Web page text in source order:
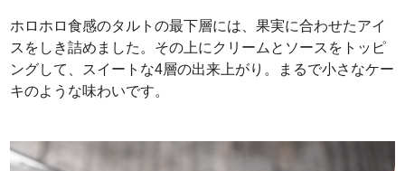
ホロホロ食感のタルトの最下層には、果実に合わせたアイ
スをしき詰めました。その上にクリームとソースをトッピ
ングして、スイートな4層の出来上がり。まるで小さなケー
キのような味わいです。